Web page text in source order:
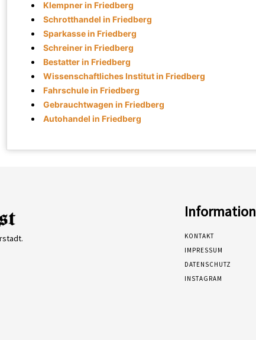
Klempner in Friedberg
Schrotthandel in Friedberg
Sparkasse in Friedberg
Schreiner in Friedberg
Bestatter in Friedberg
Wissenschaftliches Institut in Friedberg
Fahrschule in Friedberg
Gebrauchtwagen in Friedberg
Autohandel in Friedberg
Information
KONTAKT
IMPRESSUM
DATENSCHUTZ
INSTAGRAM